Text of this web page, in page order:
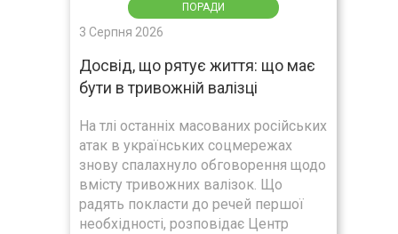
ПОРАДИ
3 Серпня 2026
Досвід, що рятує життя: що має
бути в тривожній валізці
На тлі останніх масованих російських
атак в українських соцмережах
знову спалахнуло обговорення щодо
вмісту тривожних валізок. Що
радять покласти до речей першої
необхідності, розповідає Центр